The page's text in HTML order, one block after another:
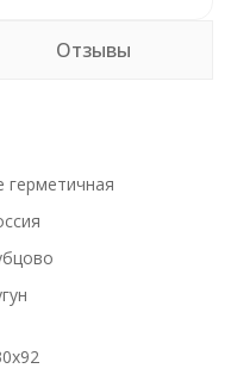
Отзывы
герметичная